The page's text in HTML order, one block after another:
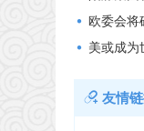
欧委会将
美或成为
友情